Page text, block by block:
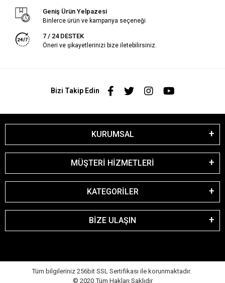
Geniş Ürün Yelpazesi
Binlerce ürün ve kampanya seçeneği
7 / 24 DESTEK
Öneri ve şikayetlerinizi bize iletebilirsiniz.
Bizi Takip Edin
KURUMSAL
MÜŞTERİ HİZMETLERİ
KATEGORİLER
BİZE ULAŞIN
Tüm bilgileriniz 256bit SSL Sertifikası ile korunmaktadır.
© 2020 Tüm Hakları Saklıdır